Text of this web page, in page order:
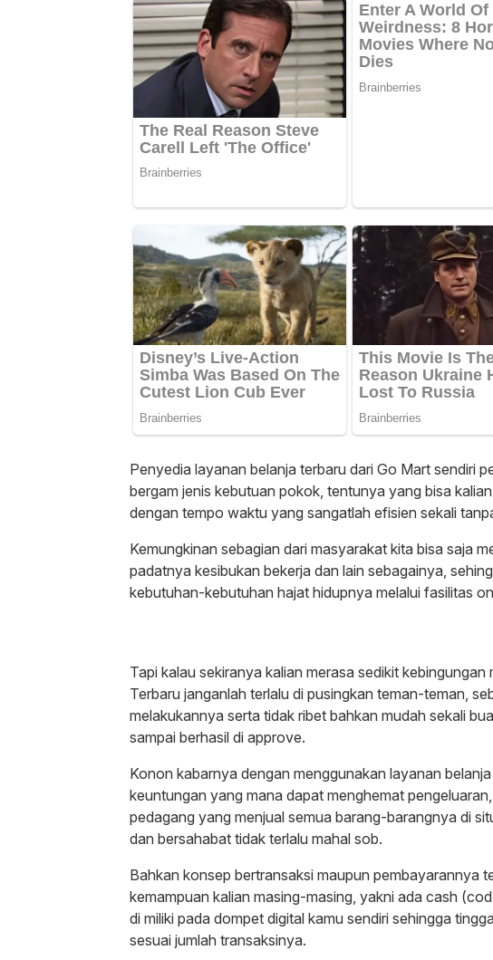
Penyedia layanan belanja terbaru dari Go Mart sendiri
bergam jenis kebutuan pokok, tentunya yang bisa
dengan tempo waktu yang sangatlah efisien sekali
Kemungkinan sebagian dari masyarakat kita bisa saja
padatnya kesibukan bekerja dan lain sebagainya,
kebutuhan-kebutuhan hajat hidupnya melalui fasilitas
Tapi kalau sekiranya kalian merasa sedikit
Terbaru janganlah terlalu di pusingkan teman-teman,
melakukannya serta tidak ribet bahkan mudah sekali
sampai berhasil di approve.
Konon kabarnya dengan menggunakan layanan
keuntungan yang mana dapat menghemat
pedagang yang menjual semua barang-barangnya di
dan bersahabat tidak terlalu mahal sob.
Bahkan konsep bertransaksi maupun pembayarannya
kemampuan kalian masing-masing, yakni ada cash
di miliki pada dompet digital kamu sendiri sehingga
sesuai jumlah transaksinya.